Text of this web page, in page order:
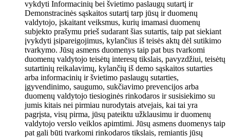
vykdyti Informacinių bei švietimo paslaugų sutartį ir
Demonstracinės sąskaitos sutartį tarp jūsų ir duomenų
valdytojo, įskaitant veiksmus, kurių imamasi duomenų
subjekto prašymu prieš sudarant šias sutartis, taip pat siekiant
įvykdyti įsipareigojimus, kylančius iš teisės aktų dėl sutikimo
tvarkymo. Jūsų asmens duomenys taip pat bus tvarkomi
duomenų valdytojo teisėtų interesų tikslais, pavyzdžiui, teisėtų
sutartinių reikalavimų, kylančių iš demo sąskaitos sutarties
arba informacinių ir švietimo paslaugų sutarties,
įgyvendinimo, saugumo, sukčiavimo prevencijos arba
duomenų valdytojo tiesioginės rinkodaros ir susisiekimo su
jumis kitais nei pirmiau nurodytais atvejais, kai tai yra
pagrįsta, visų pirma, jūsų pateiktu užklausimu ir duomenų
valdytojo verslo veiklos apimtimi. Jūsų asmens duomenys taip
pat gali būti tvarkomi rinkodaros tikslais, remiantis jūsų